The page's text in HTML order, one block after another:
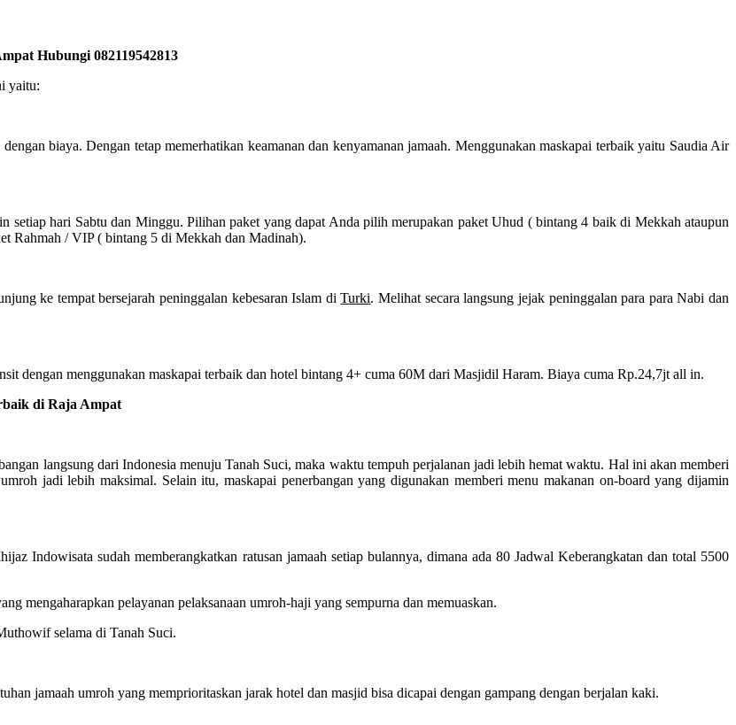
Hubungi 082119542813
yaitu:
biaya. Dengan tetap memerhatikan keamanan dan kenyamanan jamaah. Menggunakan maskapai terbaik yaitu Saudia Air
hari Sabtu dan Minggu. Pilihan paket yang dapat Anda pilih merupakan paket Uhud ( bintang 4 baik di Mekkah ataupun
Rahmah / VIP ( bintang 5 di Mekkah dan Madinah).
ke tempat bersejarah peninggalan kebesaran Islam diTurki. Melihat secara langsung jejak peninggalan para para Nabi dan
dengan menggunakan maskapai terbaik dan hotel bintang 4+ cuma 60M dari Masjidil Haram. Biaya cuma Rp.24,7jt all in.
di Raja Ampat
langsung dari Indonesia menuju Tanah Suci, maka waktu tempuh perjalanan jadi lebih hemat waktu. Hal ini akan memberi
jadi lebih maksimal. Selain itu, maskapai penerbangan yang digunakan memberi menu makanan on-board yang dijamin
Indowisata sudah memberangkatkan ratusan jamaah setiap bulannya, dimana ada 80 Jadwal Keberangkatan dan total 5500
mengaharapkan pelayanan pelaksanaan umroh-haji yang sempurna dan memuaskan.
selama di Tanah Suci.
jamaah umroh yang memprioritaskan jarak hotel dan masjid bisa dicapai dengan gampang dengan berjalan kaki.